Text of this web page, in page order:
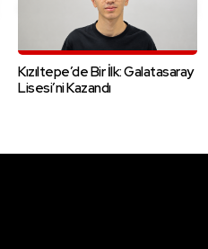
Kızıltepe’de Bir İlk: Galatasaray
Lisesi’ni Kazandı